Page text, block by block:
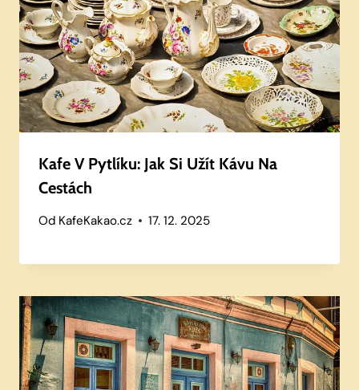
Kafe V Pytlíku: Jak Si Užít Kávu Na
Cestách
Od KafeKakao.cz 17. 12. 2025